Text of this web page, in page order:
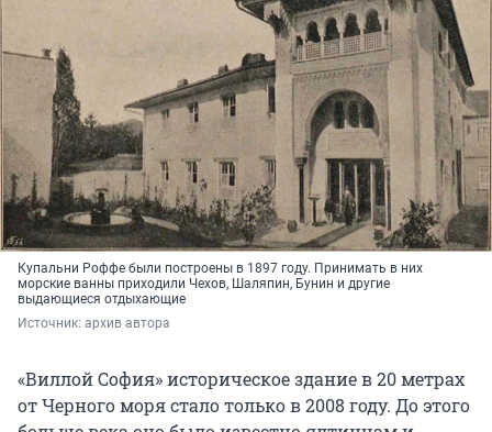
Купальни Роффе были построены в 1897 году. Принимать в них
морские ванны приходили Чехов, Шаляпин, Бунин и другие
выдающиеся отдыхающие
Источник: архив автора
«Виллой София» историческое здание в 20 метрах
от Черного моря стало только в 2008 году. До этого